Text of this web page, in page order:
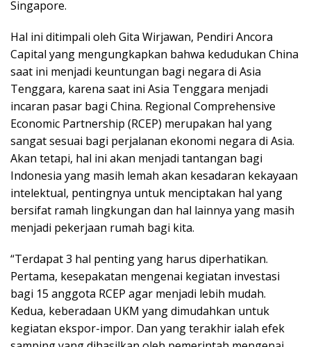
Singapore.
Hal ini ditimpali oleh Gita Wirjawan, Pendiri Ancora
Capital yang mengungkapkan bahwa kedudukan China
saat ini menjadi keuntungan bagi negara di Asia
Tenggara, karena saat ini Asia Tenggara menjadi
incaran pasar bagi China. Regional Comprehensive
Economic Partnership (RCEP) merupakan hal yang
sangat sesuai bagi perjalanan ekonomi negara di Asia.
Akan tetapi, hal ini akan menjadi tantangan bagi
Indonesia yang masih lemah akan kesadaran kekayaan
intelektual, pentingnya untuk menciptakan hal yang
bersifat ramah lingkungan dan hal lainnya yang masih
menjadi pekerjaan rumah bagi kita.
“Terdapat 3 hal penting yang harus diperhatikan.
Pertama, kesepakatan mengenai kegiatan investasi
bagi 15 anggota RCEP agar menjadi lebih mudah.
Kedua, keberadaan UKM yang dimudahkan untuk
kegiatan ekspor-impor. Dan yang terakhir ialah efek